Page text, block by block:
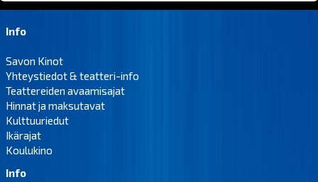
Info
Savon Kinot
Yhteystiedot & teatteri-info
Teattereiden avaamisajat
Hinnat ja maksutavat
Kulttuuriedut
Ikärajat
Koulukino
Info